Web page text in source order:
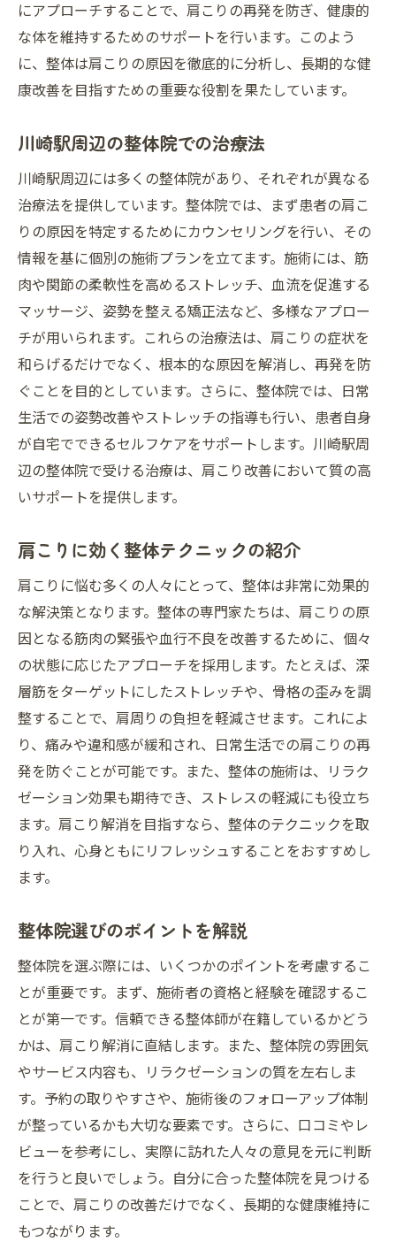
整体で始める健康的な習慣作り
整体による健康的な生活の実現
肩こり解消と健康の関係性
整体院での肩こり解消と心身のリフレッシュ
整体院で心身をリフレッシュする理由
肩こり解消のための整体メニュー
整体で心身のバランスを整える
肩こりと整体のリフレッシュ効果
整体院でのリフレッシュ体験談
整体を受ける際の心の準備
日々の肩こりを整体で楽にする秘訣
整体で肩こりを楽にする新習慣
肩こりを整体で緩和する毎日のケア
整体師が教える肩こり予防法
肩こりを整体で楽にするセルフケア
整体で肩こりの原因を取り除くポイント
肩こりに効く整体の秘密
川崎駅からすぐの整体院で肩こりにサヨナラ
川崎駅で整体院を見つけるポイント
肩こりを整体で解消するアクセスの便利さ
川崎駅周辺の整体院探訪
肩こり改善のための最寄り整体院
整体院での肩こり初診の流れ
川崎駅近くで整体院を選ぶ利点
整体の効果で肩こりから自由になる生活へ
整体が肩こりに与える自由の実感
肩こりから解放される整体の効果
整体で肩こりから解放された方の体験
肩こり改善を実現する整体のアプローチ
肩こりに悩むあなたへ整体のおすすめ
整体で肩こりを克服するためのアドバイス
肩こり改善に整体をおすすめする理由
肩こりに悩む方必見の整体治療
整体師が伝授する肩こり解消法
肩こりのない生活を目指す整体のすすめ
実績で選ぶ肩こりに効く整体院
にアプローチすることで、肩こりの再発を防ぎ、健康的
な体を維持するためのサポートを行います。このよう
に、整体は肩こりの原因を徹底的に分析し、長期的な健
康改善を目指すための重要な役割を果たしています。
川崎駅周辺の整体院での治療法
川崎駅周辺には多くの整体院があり、それぞれが異なる
治療法を提供しています。整体院では、まず患者の肩こ
りの原因を特定するためにカウンセリングを行い、その
情報を基に個別の施術プランを立てます。施術には、筋
肉や関節の柔軟性を高めるストレッチ、血流を促進する
マッサージ、姿勢を整える矯正法など、多様なアプロー
チが用いられます。これらの治療法は、肩こりの症状を
和らげるだけでなく、根本的な原因を解消し、再発を防
ぐことを目的としています。さらに、整体院では、日常
生活での姿勢改善やストレッチの指導も行い、患者自身
が自宅でできるセルフケアをサポートします。川崎駅周
辺の整体院で受ける治療は、肩こり改善において質の高
いサポートを提供します。
肩こりに効く整体テクニックの紹介
肩こりに悩む多くの人々にとって、整体は非常に効果的
な解決策となります。整体の専門家たちは、肩こりの原
因となる筋肉の緊張や血行不良を改善するために、個々
の状態に応じたアプローチを採用します。たとえば、深
層筋をターゲットにしたストレッチや、骨格の歪みを調
整することで、肩周りの負担を軽減させます。これによ
り、痛みや違和感が緩和され、日常生活での肩こりの再
発を防ぐことが可能です。また、整体の施術は、リラク
ゼーション効果も期待でき、ストレスの軽減にも役立ち
ます。肩こり解消を目指すなら、整体のテクニックを取
り入れ、心身ともにリフレッシュすることをおすすめし
ます。
整体院選びのポイントを解説
整体院を選ぶ際には、いくつかのポイントを考慮するこ
とが重要です。まず、施術者の資格と経験を確認するこ
とが第一です。信頼できる整体師が在籍しているかどう
かは、肩こり解消に直結します。また、整体院の雰囲気
やサービス内容も、リラクゼーションの質を左右しま
す。予約の取りやすさや、施術後のフォローアップ体制
が整っているかも大切な要素です。さらに、口コミやレ
ビューを参考にし、実際に訪れた人々の意見を元に判断
を行うと良いでしょう。自分に合った整体院を見つける
ことで、肩こりの改善だけでなく、長期的な健康維持に
もつながります。